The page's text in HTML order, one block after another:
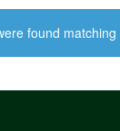
found